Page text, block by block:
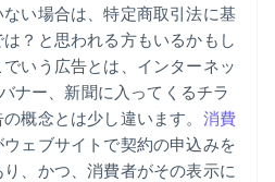
い場合は、特定商取引法に基
？と思われる方もいるかもし
いう広告とは、インターネッ
ナー、新聞に入ってくるチラ
概念とは少し違います。 消費
ェブサイトで契約の申込みを
、かつ、消費者がその表示に